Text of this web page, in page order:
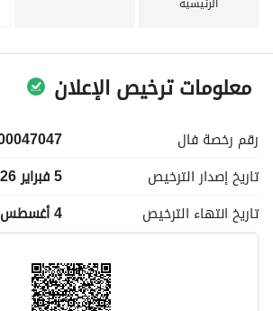
معلومات ترخيص الإعلان
رقم رخصة فال
تاريخ إصدار الترخيص
5 فبراير 2026
تاريخ انتهاء الترخيص 4 أغسطس 2026